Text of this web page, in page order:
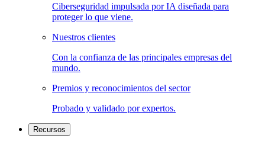
Ciberseguridad impulsada por IA diseñada para
proteger lo que viene.
Nuestros clientes
Con la confianza de las principales empresas del
mundo.
Premios y reconocimientos del sector
Probado y validado por expertos.
Recursos